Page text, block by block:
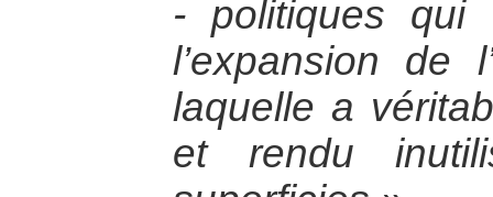
- politiques qui
l’expansion de
laquelle a
et rendu